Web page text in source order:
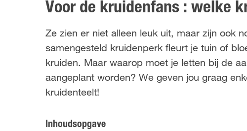
Voor de kruidenfans : welke
Ze zien er niet alleen leuk uit, maar zijn ook
samengesteld kruidenperk fleurt je tuin of
kruiden. Maar waarop moet je letten bij de
aangeplant worden? We geven jou graag
kruidenteelt!
Inhoudsopgave